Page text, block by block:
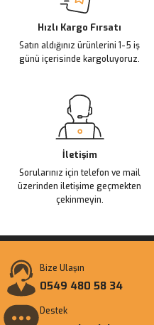
Ürün bilgilerinde hatalar
Ürün fiyatı diğer sitelerden daha
Bu ürüne benzer farklı
Hızlı Kargo Fırsatı
Satın aldığınız ürünlerini 1-5 iş
günü içerisinde kargoluyoruz.
İletişim
Sorularınız için telefon ve mail
üzerinden iletişime geçmekten
çekinmeyin.
Bize Ulaşın
0549 480 58 34
Destek